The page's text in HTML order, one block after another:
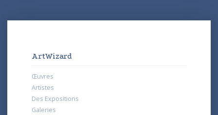
ArtWizard
Œuvres
Artistes
Des Expositions
Galeries